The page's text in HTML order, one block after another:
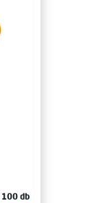
100 db